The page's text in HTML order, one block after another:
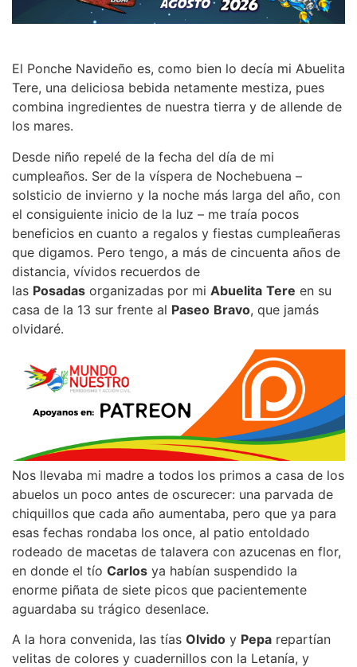
El Ponche Navideño es, como bien lo decía mi Abuelita
Tere, una deliciosa bebida netamente mestiza, pues
combina ingredientes de nuestra tierra y de allende de
los mares.
Desde niño repelé de la fecha del día de mi
cumpleaños. Ser de la víspera de Nochebuena –
solsticio de invierno y la noche más larga del año, con
el consiguiente inicio de la luz – me traía pocos
beneficios en cuanto a regalos y fiestas cumpleañeras
que digamos. Pero tengo, a más de cincuenta años de
distancia, vívidos recuerdos de
las Posadas organizadas por mi Abuelita Tere en su
casa de la 13 sur frente al Paseo Bravo, que jamás
olvidaré.
Nos llevaba mi madre a todos los primos a casa de los
abuelos un poco antes de oscurecer: una parvada de
chiquillos que cada año aumentaba, pero que ya para
esas fechas rondaba los once, al patio entoldado
rodeado de macetas de talavera con azucenas en flor,
en donde el tío Carlos ya habían suspendido la
enorme piñata de siete picos que pacientemente
aguardaba su trágico desenlace.
A la hora convenida, las tías Olvido y Pepa repartían
velitas de colores y cuadernillos con la Letanía, y